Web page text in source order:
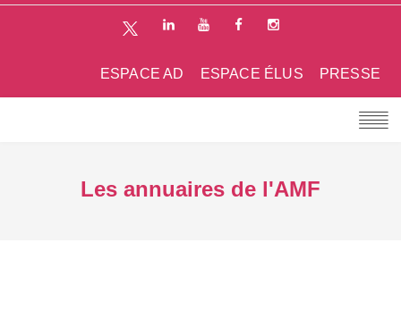
PRESSE
ESPACE ÉLUS
ESPACE AD
Les annuaires de l'AMF